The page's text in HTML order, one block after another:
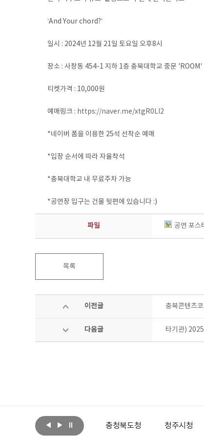
‘And Your chord?’
일시 : 2024년 12월 21일 토요일 오후8시
장소 : 사창동 454-1 지하 1층 충북대학교 중문 'ROOM'
티켓가격 : 10,000원
예매링크 : https://naver.me/xtgR0LI2
*네이버 폼을 이용한 25석 선착순 예매
*입장 순서에 따라 자율착석
*충북대학교 내 무료주차 가능
*공연장 입구는 건물 뒷편에 있습니다 :)
파일 공연 포스
목록
이전글 충북콘텐츠
다음글 타기관)
문화체육관광부 충청북도청 청주시청